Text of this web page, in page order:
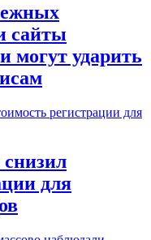
сайты
могут ударить
для